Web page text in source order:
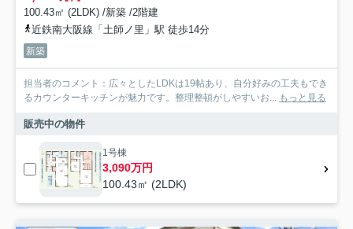
100.43㎡ (2LDK) /新築 /2階建
近鉄南大阪線「土師ノ里」駅 徒歩14分
新築
担当者のコメント：広々としたLDKは19帖あり、自分好みの工夫もでき
るカウンターキッチンが魅力です。整理整頓がしやすいお... もっと見る
販売中の物件
1号棟
3,090万円
100.43㎡ (2LDK)